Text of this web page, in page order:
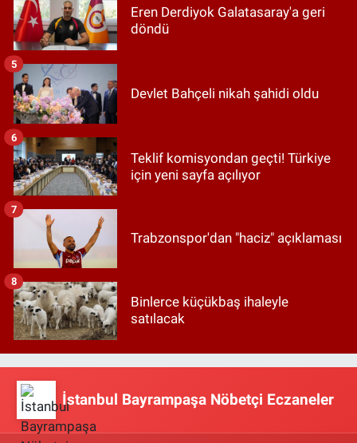
Eren Derdiyok Galatasaray'a geri
döndü
Devlet Bahçeli nikah şahidi oldu
5
Teklif komisyondan geçti! Türkiye
için yeni sayfa açılıyor
6
Trabzonspor'dan "haciz" açıklaması
7
Binlerce küçükbaş ihaleyle
satılacak
8
İstanbul Bayrampaşa Nöbetçi Eczaneler